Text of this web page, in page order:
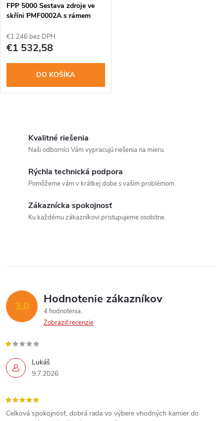
FPP 5000 Sestava zdroje ve
skříni PMF0002A s rámem
€1 246 bez DPH
€1 532,58
DO KOŠÍKA
i
p
r
v
k
y
v
Kvalitné riešenia
Naši odborníci Vám vypracujú riešenia na mieru.
Rýchla technická podpora
Pomôžeme vám v krátkej dobe s vašim problémom.
Zákaznícka spokojnosť
Ku každému zákazníkovi pristupujeme osobitne.
3,0 Hodnotenie zákazníkov
4 hodnotenia
Zobraziť recenzie
Lukáš
9.7.2026
Celková spokojnosť, dobrá rada vo výbere vhodných kamier do